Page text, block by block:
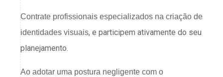
Contrate profissionais especializados na criação de
identidades visuais, e participem ativamente do seu
planejamento.
Ao adotar uma postura negligente com o